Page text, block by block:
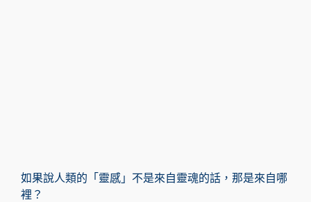
如果說人類的「靈感」不是來自靈魂的話，那是來自哪
裡？